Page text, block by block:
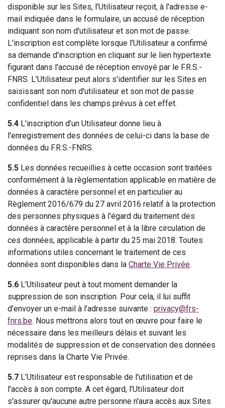
disponible sur les Sites, l’Utilisateur reçoit, à l'adresse e-
mail indiquée dans le formulaire, un accusé de réception
indiquant son nom d'utilisateur et son mot de passe.
L'inscription est complète lorsque l’Utilisateur a confirmé
sa demande d'inscription en cliquant sur le lien hypertexte
figurant dans l'accusé de réception envoyé par le F.R.S.-
FNRS. L’Utilisateur peut alors s'identifier sur les Sites en
saisissant son nom d'utilisateur et son mot de passe
confidentiel dans les champs prévus à cet effet.
5.4 L'inscription d’un Utilisateur donne lieu à
l'enregistrement des données de celui-ci dans la base de
données du F.R.S.-FNRS.
5.5 Les données recueillies à cette occasion sont traitées
conformément à la règlementation applicable en matière de
données à caractère personnel et en particulier au
Règlement 2016/679 du 27 avril 2016 relatif à la protection
des personnes physiques à l'égard du traitement des
données à caractère personnel et à la libre circulation de
ces données, applicable à partir du 25 mai 2018. Toutes
informations utiles concernant le traitement de ces
données sont disponibles dans la Charte Vie Privée.
5.6 L’Utilisateur peut à tout moment demander la
suppression de son inscription. Pour cela, il lui suffit
d’envoyer un e-mail à l’adresse suivante : privacy@frs-
fnrs.be. Nous mettrons alors tout en œuvre pour faire le
nécessaire dans les meilleurs délais et suivant les
modalités de suppression et de conservation des données
reprises dans la Charte Vie Privée.
5.7 L’Utilisateur est responsable de l'utilisation et de
l'accès à son compte. A cet égard, l’Utilisateur doit
s'assurer qu'aucune autre personne n'aura accès aux Sites